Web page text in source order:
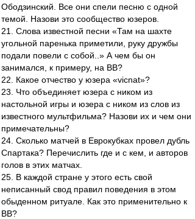
Ободзинский. Все они спели песню с одной
темой. Назови это сообщество юзеров.
21. Слова известной песни «Там на шахте
угольной паренька приметили, руку дружбы
подали повели с собой..» А чем бы он
занимался, к примеру, на ВВ?
22. Какое отчество у юзера «vicnat»?
23. Что объединяет юзера с ником из
настольной игры и юзера с ником из слов из
известного мультфильма? Назови их и чем они
примечательны?
24. Сколько матчей в Еврокубках провел дубль
Спартака? Перечислить где и с кем, и авторов
голов в этих матчах.
25. В каждой стране у этого есть свой
неписанный свод правил поведения в этом
обыденном ритуале. Как это применительно к
ВВ?